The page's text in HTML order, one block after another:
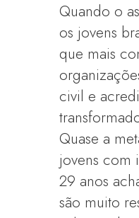
Quando o
os jovens
que mais
civil e
Quase a
jovens com
29 anos
são muito